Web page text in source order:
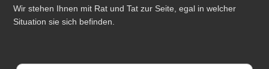
Wir stehen Ihnen mit Rat und Tat zur Seite, egal in welcher
Situation sie sich befinden.